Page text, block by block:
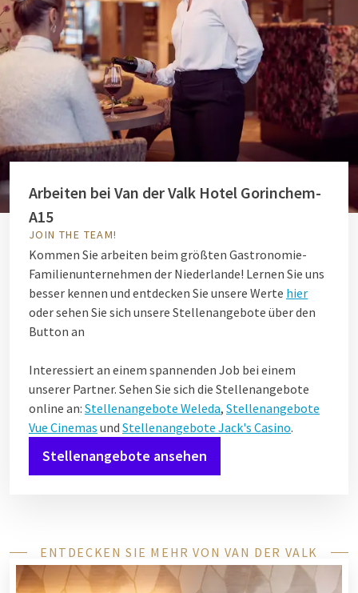
Arbeiten bei Van der Valk Hotel Gorinchem-
A15
JOIN THE TEAM!
Kommen Sie arbeiten beim größten Gastronomie-
Familienunternehmen der Niederlande! Lernen Sie uns
besser kennen und entdecken Sie unsere Werte hier
oder sehen Sie sich unsere Stellenangebote über den
Button an
Interessiert an einem spannenden Job bei einem
unserer Partner. Sehen Sie sich die Stellenangebote
online an: Stellenangebote Weleda, Stellenangebote
Vue Cinemas und Stellenangebote Jack's Casino.
Stellenangebote ansehen
ENTDECKEN SIE MEHR VON VAN DER VALK